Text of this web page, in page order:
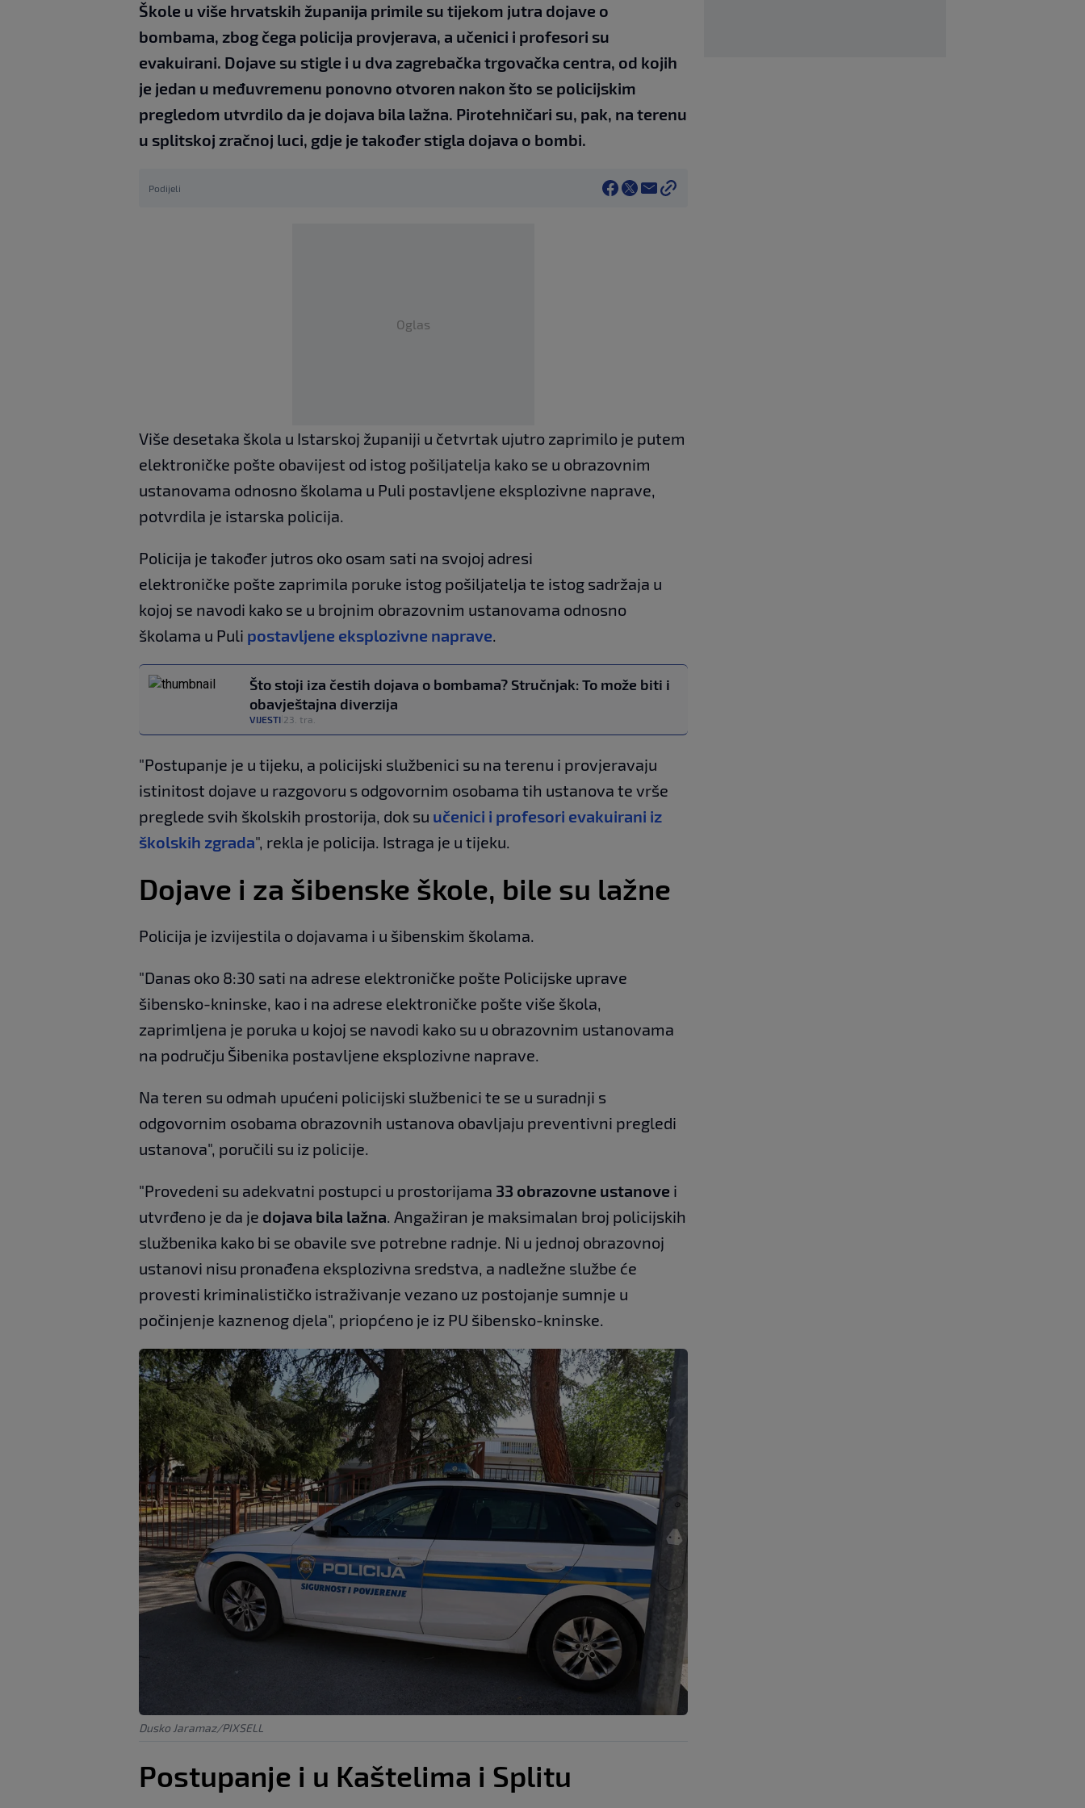
Škole u više hrvatskih županija primile su tijekom jutra dojave o
bombama, zbog čega policija provjerava, a učenici i profesori su
evakuirani. Dojave su stigle i u dva zagrebačka trgovačka centra, od kojih
je jedan u međuvremenu ponovno otvoren nakon što se policijskim
pregledom utvrdilo da je dojava bila lažna. Pirotehničari su, pak, na terenu
u splitskoj zračnoj luci, gdje je također stigla dojava o bombi.
Podijeli
Oglas
Više desetaka škola u Istarskoj županiji u četvrtak ujutro zaprimilo je putem
elektroničke pošte obavijest od istog pošiljatelja kako se u obrazovnim
ustanovama odnosno školama u Puli postavljene eksplozivne naprave,
potvrdila je istarska policija.
Policija je također jutros oko osam sati na svojoj adresi
elektroničke pošte zaprimila poruke istog pošiljatelja te istog sadržaja u
kojoj se navodi kako se u brojnim obrazovnim ustanovama odnosno
školama u Puli postavljene eksplozivne naprave.
Što stoji iza čestih dojava o bombama? Stručnjak: To može biti i
obavještajna diverzija
VIJESTI 23. tra.
"Postupanje je u tijeku, a policijski službenici su na terenu i provjeravaju
istinitost dojave u razgovoru s odgovornim osobama tih ustanova te vrše
preglede svih školskih prostorija, dok su učenici i profesori evakuirani iz
školskih zgrada", rekla je policija. Istraga je u tijeku.
Dojave i za šibenske škole, bile su lažne
Policija je izvijestila o dojavama i u šibenskim školama.
"Danas oko 8:30 sati na adrese elektroničke pošte Policijske uprave
šibensko-kninske, kao i na adrese elektroničke pošte više škola,
zaprimljena je poruka u kojoj se navodi kako su u obrazovnim ustanovama
na području Šibenika postavljene eksplozivne naprave.
Na teren su odmah upućeni policijski službenici te se u suradnji s
odgovornim osobama obrazovnih ustanova obavljaju preventivni pregledi
ustanova", poručili su iz policije.
"Provedeni su adekvatni postupci u prostorijama 33 obrazovne ustanove i
utvrđeno je da je dojava bila lažna. Angažiran je maksimalan broj policijskih
službenika kako bi se obavile sve potrebne radnje. Ni u jednoj obrazovnoj
ustanovi nisu pronađena eksplozivna sredstva, a nadležne službe će
provesti kriminalističko istraživanje vezano uz postojanje sumnje u
počinjenje kaznenog djela", priopćeno je iz PU šibensko-kninske.
Dusko Jaramaz/PIXSELL
Postupanje i u Kaštelima i Splitu